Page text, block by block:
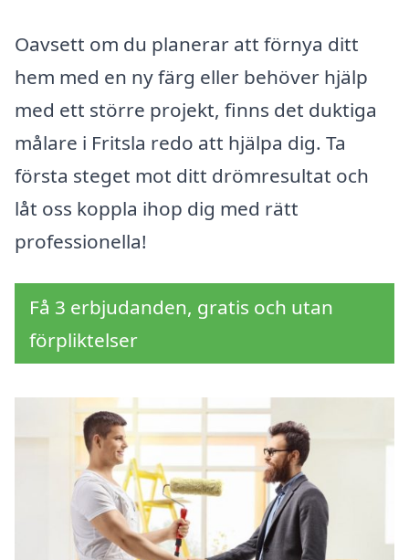
Oavsett om du planerar att förnya ditt
hem med en ny färg eller behöver hjälp
med ett större projekt, finns det duktiga
målare i Fritsla redo att hjälpa dig. Ta
första steget mot ditt drömresultat och
låt oss koppla ihop dig med rätt
professionella!
Få 3 erbjudanden, gratis och utan
förpliktelser